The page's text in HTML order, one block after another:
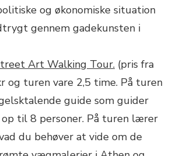
og økonomiske situation
gennem gadekunsten i
Art Walking Tour. (pris fra
og turen vare 2,5 time. På turen
guide som guider
til 8 personer. På turen lærer
du behøver at vide om de